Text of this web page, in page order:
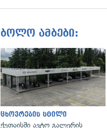
ბოლო ამბები:
ცხოვრების სტილი
ქუთაისში ავტო გალერის